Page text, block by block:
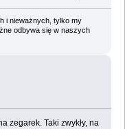
i nieważnych, tylko my
odbywa się w naszych
zegarek. Taki zwykły, na